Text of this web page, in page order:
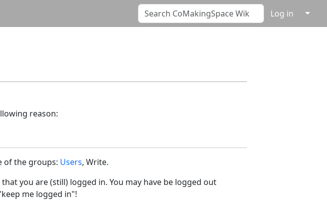
Log in ↓
reason:
of the groups: Users, Write.
you are (still) logged in. You may have be logged out
me logged in"!